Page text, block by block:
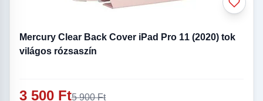
Mercury Clear Back Cover iPad Pro 11 (2020) tok
világos rózsaszín
3 500 Ft5 900 Ft